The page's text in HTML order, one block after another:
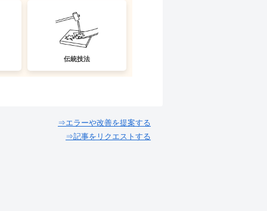
伝統技法
⇒エラーや改善を提案する
⇒記事をリクエストする